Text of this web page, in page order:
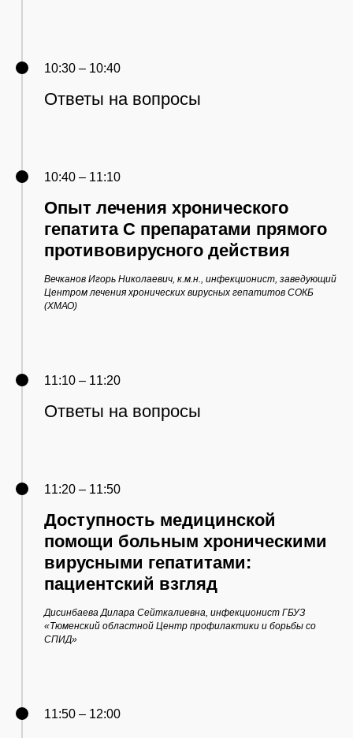
10:30 – 10:40
Ответы на вопросы
10:40 – 11:10
Опыт лечения хронического
гепатита С препаратами прямого
противовирусного действия
Вечканов Игорь Николаевич, к.м.н., инфекционист, заведующий
Центром лечения хронических вирусных гепатитов СОКБ
(ХМАО)
11:10 – 11:20
Ответы на вопросы
11:20 – 11:50
Доступность медицинской
помощи больным хроническими
вирусными гепатитами:
пациентский взгляд
Дисинбаева Дилара Сейткалиевна, инфекционист ГБУЗ
«Тюменский областной Центр профилактики и борьбы со
СПИД»
11:50 – 12:00